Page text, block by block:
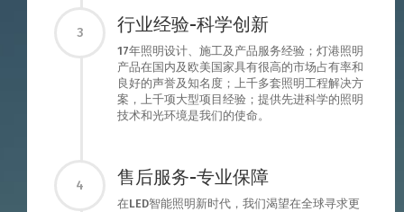
3 行业经验-科学创新
17年照明设计、施工及产品服务经验；灯港照明
产品在国内及欧美国家具有很高的市场占有率和
良好的声誉及知名度；上千多套照明工程解决方
案，上千项大型项目经验；提供先进科学的照明
技术和光环境是我们的使命。
4 售后服务-专业保障
在LED智能照明新时代，我们渴望在全球寻求更